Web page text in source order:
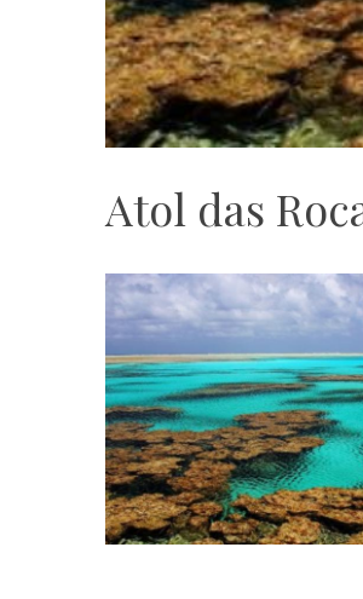
Atol das